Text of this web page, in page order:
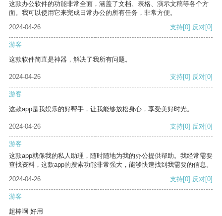
这款办公软件的功能非常全面，涵盖了文档、表格、演示文稿等各个方
面。我可以使用它来完成日常办公的所有任务，非常方便。
2024-04-26
支持[0] 反对[0]
游客
这款软件简直是神器，解决了我所有问题。
2024-04-26 支持[0] 反对[0]
游客
这款app是我娱乐的好帮手，让我能够放松身心，享受美好时光。
2024-04-26 支持[0] 反对[0]
游客
这款app就像我的私人助理，随时随地为我的办公提供帮助。我经常需要
查找资料，这款app的搜索功能非常强大，能够快速找到我需要的信息。
2024-04-26
支持[0] 反对[0]
游客
超棒啊 好用